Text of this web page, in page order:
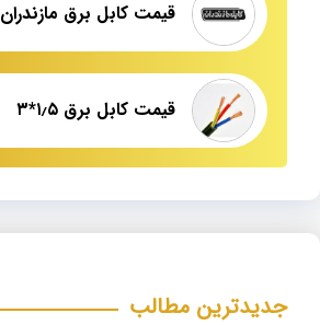
قیمت کابل برق مازندران
قیمت کابل برق ۱٫۵*۳
جدیدترین مطالب